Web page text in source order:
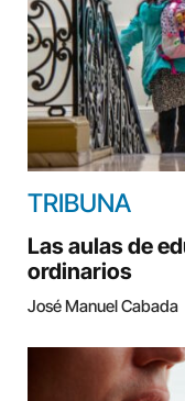
TRIBUNA
Las aulas de
ordinarios
José Manuel Cabada